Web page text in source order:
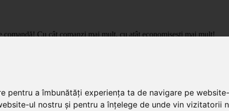
pentru a îmbunătăți experiența ta de navigare pe
ul nostru și pentru a înțelege de unde vin vizitatorii
Cu cât comanzi mai mult, cu atât economisești mai mult!
de importator, cu livrare in toata Romania.